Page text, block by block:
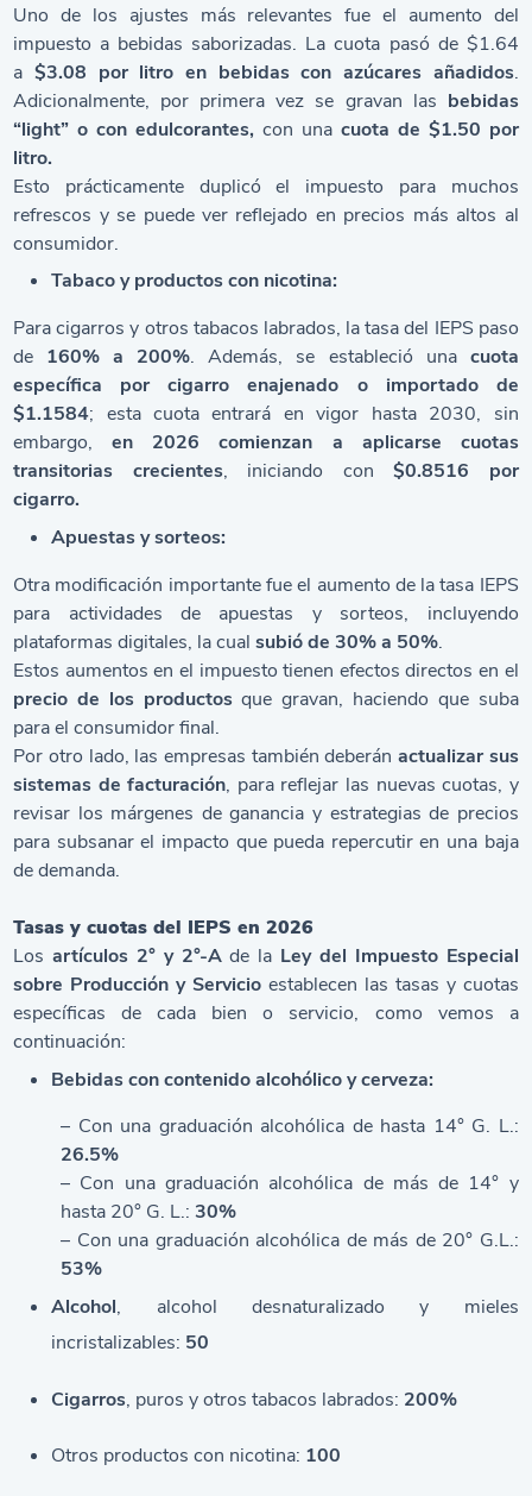
Uno de los ajustes más relevantes fue el aumento del
impuesto a bebidas saborizadas. La cuota pasó de $1.64
a $3.08 por litro en bebidas con azúcares añadidos.
Adicionalmente, por primera vez se gravan las bebidas
“light” o con edulcorantes, con unacuota de $1.50 por
litro.
Esto prácticamente duplicó el impuesto para muchos
refrescos y se puede ver reflejado en precios más altos al
consumidor.
Tabaco y productos con nicotina:
Para cigarros y otros tabacos labrados, la tasa del IEPS paso
de 160% a 200%. Además, se estableció una cuota
específica por cigarro enajenado o importado de
$1.1584; esta cuota entrará en vigor hasta 2030, sin
embargo,en 2026 comienzan a aplicarse cuotas
transitorias crecientes, iniciando con$0.8516 por
cigarro.
Apuestas y sorteos:
Otra modificación importante fue el aumento de la tasa IEPS
para actividades de apuestas y sorteos, incluyendo
plataformas digitales, la cualsubió de 30% a 50%.
Estos aumentos en el impuesto tienen efectos directos en el
precio de los productosque gravan, haciendo que suba
para el consumidor final.
Por otro lado, las empresas también deberán actualizar sus
sistemas de facturación, para reflejar las nuevas cuotas, y
revisar los márgenes de ganancia y estrategias de precios
para subsanar el impacto que pueda repercutir en una baja
de demanda.
Tasas y cuotas del IEPS en 2026
Losartículos 2° y 2°-Ade la Ley del Impuesto Especial
sobre Producción y Servicio establecen las tasas y cuotas
específicas de cada bien o servicio, como vemos a
continuación:
Bebidas con contenido alcohólico y cerveza:
– Con una graduación alcohólica de hasta 14° G. L.:
26.5%
– Con una graduación alcohólica de más de 14° y
hasta 20° G. L.:30%
– Con una graduación alcohólica de más de 20° G.L.:
53%
Alcohol, alcohol desnaturalizado y mieles
incristalizables: 50
Cigarros, puros y otros tabacos labrados: 200%
Otros productos con nicotina: 100